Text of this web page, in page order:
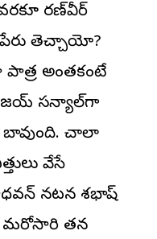
రణ్‌వీర్
పేరు తెచ్చాయో?
అంతకంటే
అజయ్ సన్యాల్‌గా
చాలా
వేసే
నటన శభాష్
మరోసారి తన